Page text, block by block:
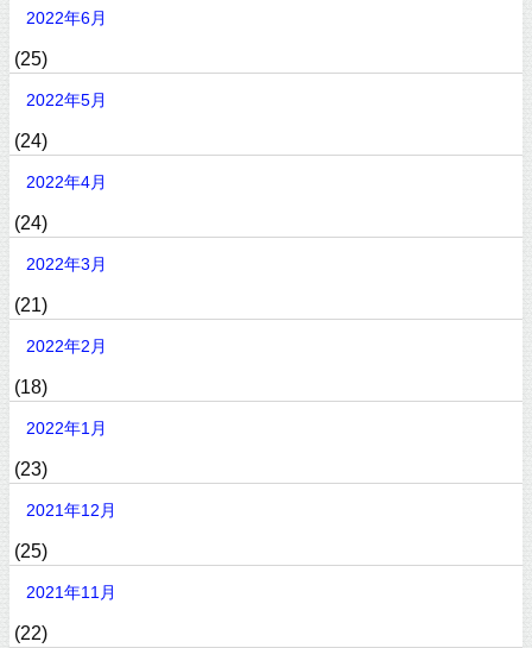
2022年6月
(25)
2022年5月
(24)
2022年4月
(24)
2022年3月
(21)
2022年2月
(18)
2022年1月
(23)
2021年12月
(25)
2021年11月
(22)